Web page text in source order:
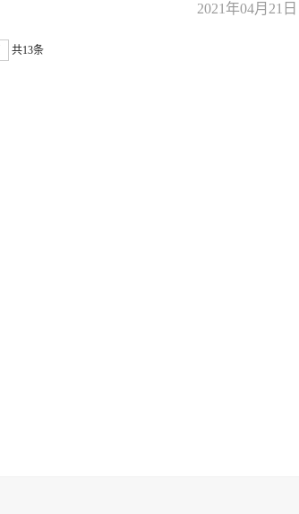
2021年04月21日
共13条